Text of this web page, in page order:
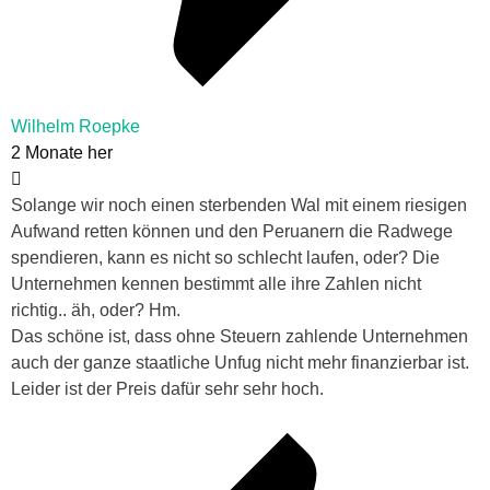
Wilhelm Roepke
2 Monate her
Solange wir noch einen sterbenden Wal mit einem riesigen
Aufwand retten können und den Peruanern die Radwege
spendieren, kann es nicht so schlecht laufen, oder? Die
Unternehmen kennen bestimmt alle ihre Zahlen nicht
richtig.. äh, oder? Hm.
Das schöne ist, dass ohne Steuern zahlende Unternehmen
auch der ganze staatliche Unfug nicht mehr finanzierbar ist.
Leider ist der Preis dafür sehr sehr hoch.